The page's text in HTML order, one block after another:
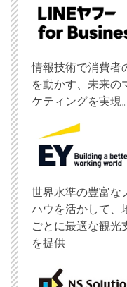
情報技術で消費者
を動かす、未来の
ケティングを実現。
世界水準の豊富な
ハウを活かして、
ごとに最適な観光
を提供